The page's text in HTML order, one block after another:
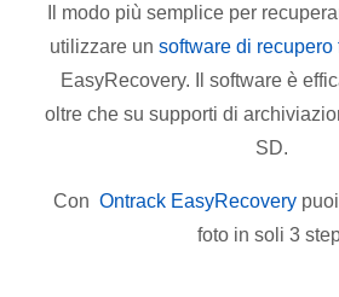
Il modo più semplice per
utilizzare un software di recupero
EasyRecovery. Il software è
oltre che su supporti di
SD.
Con Ontrack EasyRecovery
foto in soli 3